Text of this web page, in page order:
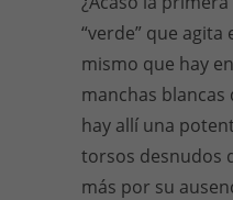
“verde” que
mismo que hay
manchas blancas
hay allí una
torsos desnudos
más por su